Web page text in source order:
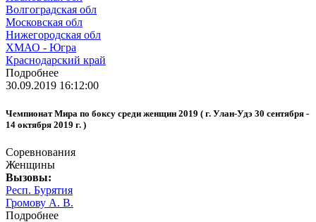
Волгоградская обл
Московская обл
Нижегородская обл
ХМАО - Югра
Краснодарский край
Подробнее
30.09.2019 16:12:00
Чемпионат Мира по боксу среди женщин 2019 ( г. Улан-Удэ 30 сентября -
14 октября 2019 г. )
Соревнования
Женщины
Вызовы:
Респ. Бурятия
Громову А. В.
Подробнее